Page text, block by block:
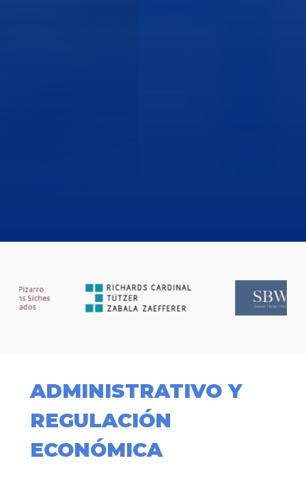
ADMINISTRATIVO Y
REGULACIÓN
ECONÓMICA